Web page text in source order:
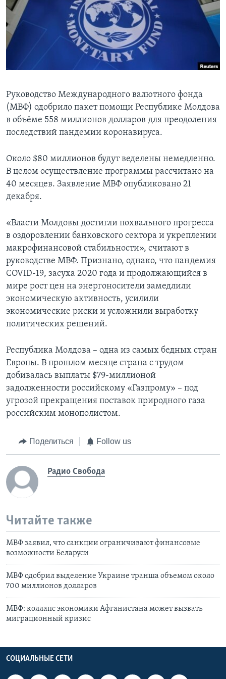
Learning English
СОЦИАЛЬНЫЕ СЕТИ
Языки
Руководство Международного валютного фонда
(МВФ) одобрило пакет помощи Республике Молдова
в объёме 558 миллионов долларов для преодоления
последствий пандемии коронавируса.
Около $80 миллионов будут веделены немедленно.
В целом осуществление программы рассчитано на
40 месяцев. Заявление МВФ опубликовано 21
декабря.
«Власти Молдовы достигли похвального прогресса
в оздоровлении банковского сектора и укреплении
макрофинансовой стабильности», считают в
руководстве МВФ. Признано, однако, что пандемия
COVID-19, засуха 2020 года и продолжающийся в
мире рост цен на энергоносители замедлили
экономическую активность, усилили
экономические риски и усложнили выработку
политических решений.
Республика Молдова – одна из самых бедных стран
Европы. В прошлом месяце страна с трудом
добивалась выплаты $79-миллионой
задолженности российскому «Газпрому» – под
угрозой прекращения поставок природного газа
российским монополистом.
Поделиться Follow us
Радио Свобода
Читайте также
МВФ заявил, что санкции ограничивают финансовые
возможности Беларуси
МВФ одобрил выделение Украине транша объемом около
700 миллионов долларов
МВФ: коллапс экономики Афганистана может вызвать
миграционный кризис
СОЦИАЛЬНЫЕ СЕТИ